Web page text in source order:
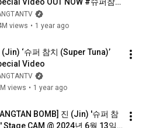
#SUPERTUNA
views • 1 year ago
(Jin) ‘슈퍼 참치 (Super Tuna)’
Video
views • 1 year ago
BOMB] 진 (Jin) '슈퍼 참
Stage CAM @ 2024년 6월 13일